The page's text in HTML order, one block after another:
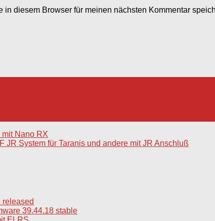
in diesem Browser für meinen nächsten Kommentar
Nano RX
JR System für Taranis und andere mit JR Anschluß
released
39.44.18 stable